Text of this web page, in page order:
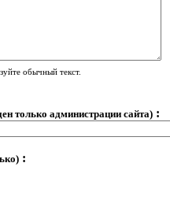
обычный текст.
только администрации сайта) :
: